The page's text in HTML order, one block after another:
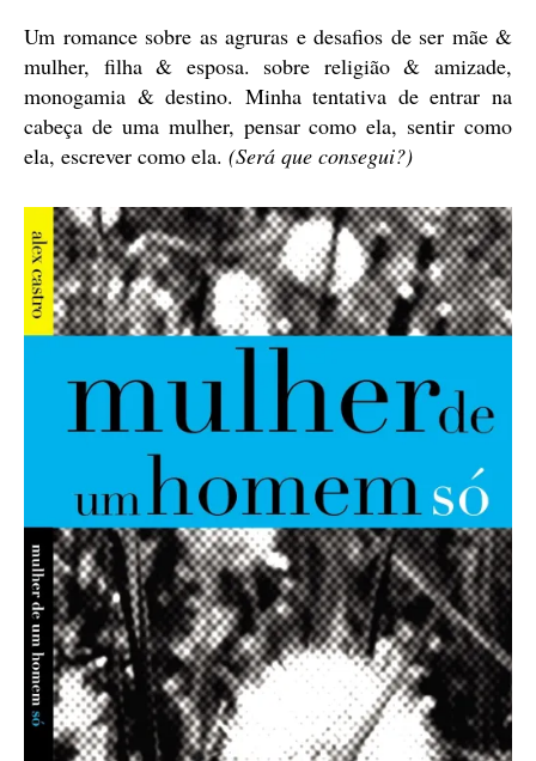
Um romance sobre as agruras e desafios de ser mãe &
mulher, filha & esposa. sobre religião & amizade,
monogamia & destino. Minha tentativa de entrar na
cabeça de uma mulher, pensar como ela, sentir como
ela, escrever como ela. (Será que consegui?)